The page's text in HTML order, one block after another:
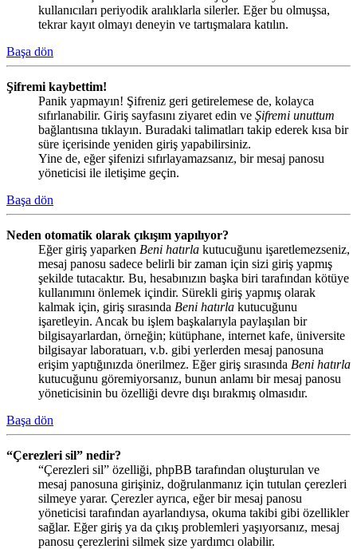
kullanıcıları periyodik aralıklarla silerler. Eğer bu olmuşsa,
tekrar kayıt olmayı deneyin ve tartışmalara katılın.
Başa dön
Şifremi kaybettim!
Panik yapmayın! Şifreniz geri getirelemese de, kolayca
sıfırlanabilir. Giriş sayfasını ziyaret edin ve Şifremi unuttum
bağlantısına tıklayın. Buradaki talimatları takip ederek kısa bir
süre içerisinde yeniden giriş yapabilirsiniz.
Yine de, eğer şifenizi sıfırlayamazsanız, bir mesaj panosu
yöneticisi ile iletişime geçin.
Başa dön
Neden otomatik olarak çıkışım yapılıyor?
Eğer giriş yaparken Beni hatırla kutucuğunu işaretlemezseniz,
mesaj panosu sadece belirli bir zaman için sizi giriş yapmış
şekilde tutacaktır. Bu, hesabınızın başka biri tarafından kötüye
kullanımını önlemek içindir. Sürekli giriş yapmış olarak
kalmak için, giriş sırasında Beni hatırla kutucuğunu
işaretleyin. Ancak bu işlem başkalarıyla paylaşılan bir
bilgisayarlardan, örneğin; kütüphane, internet kafe, üniversite
bilgisayar laboratuarı, v.b. gibi yerlerden mesaj panosuna
erişim yaptığınızda önerilmez. Eğer giriş sırasında Beni hatırla
kutucuğunu göremiyorsanız, bunun anlamı bir mesaj panosu
yöneticisinin bu özelliği devre dışı bırakmış olmasıdır.
Başa dön
“Çerezleri sil” nedir?
“Çerezleri sil” özelliği, phpBB tarafından oluşturulan ve
mesaj panosuna girişiniz, doğrulanmanız için tutulan çerezleri
silmeye yarar. Çerezler ayrıca, eğer bir mesaj panosu
yöneticisi tarafından ayarlandıysa, okuma takibi gibi özellikler
sağlar. Eğer giriş ya da çıkış problemleri yaşıyorsanız, mesaj
panosu çerezlerini silmek size yardımcı olabilir.